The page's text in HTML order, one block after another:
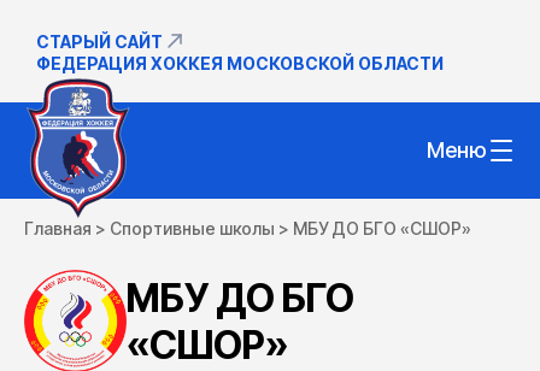
СТАРЫЙ САЙТ
ФЕДЕРАЦИЯ ХОККЕЯ МОСКОВСКОЙ ОБЛАСТИ
Меню
Главная > Спортивные школы > МБУ ДО БГО «СШОР»
МБУ ДО БГО
«СШОР»